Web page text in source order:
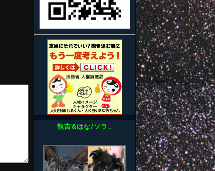
龍吉&はな/ソラ↓